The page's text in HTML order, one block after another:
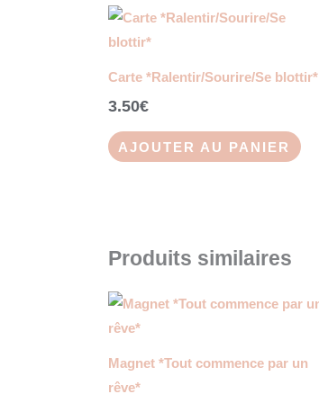
Carte *Ralentir/Sourire/Se blottir*
3.50€
AJOUTER AU PANIER
Produits similaires
Magnet *Tout commence par un
rêve*